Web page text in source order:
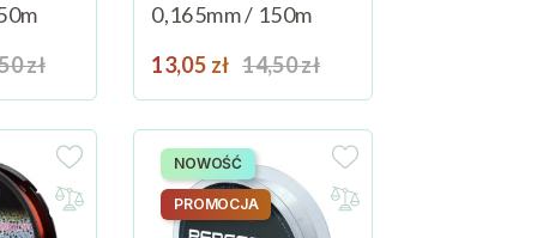
podstawowa
zł
0,165mm / 150m
Cena
13,05 zł Cena podstawowa
14,50 zł
NOWOŚĆ
PROMOCJA